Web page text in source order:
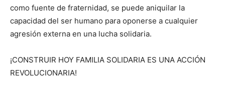
como fuente de fraternidad, se puede aniquilar la
capacidad del ser humano para oponerse a cualquier
agresión externa en una lucha solidaria.
¡CONSTRUIR HOY FAMILIA SOLIDARIA ES UNA ACCIÓN
REVOLUCIONARIA!